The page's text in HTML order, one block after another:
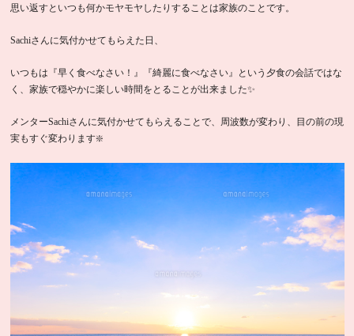
思い返すといつも何かモヤモヤしたりすることは家族のことです。
Sachiさんに気付かせてもらえた日、
いつもは『早く食べなさい！』『綺麗に食べなさい』という夕食の会話ではな
く、家族で穏やかに楽しい時間をとることが出来ました✨
メンターSachiさんに気付かせてもらえることで、周波数が変わり、目の前の現
実もすぐ変わります❇️